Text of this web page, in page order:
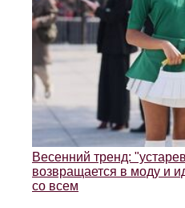
Весенний тренд:
возвращается в моду и
со всем